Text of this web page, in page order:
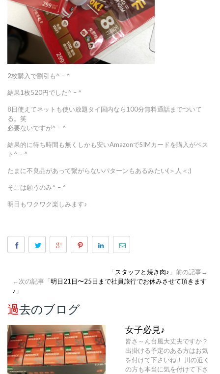
2枚購入で割引も^ – ^
結果1枚520円でした^ – ^
8日使えてネットも使い放題タイ国内なら100分無料通話までついて
る。笑
必要ないですが^ – ^
結果的に待ち時間も無くしかも安いAmazonでSIMカードを購入がベス
ト^ – ^
たまに不良品があって繋がらないパターンもあるみたい(＞人＜;)
そこは願うのみ^ – ^
明日もワクワク楽しみます♪
「スタッフと焼き肉♪ 」前の記事→
←次の記事「明日21日〜25日まで社員旅行でお休みさせて頂きます
♪ 」
過去のブログ
女子必見♪
皆さ～ん台風大丈夫ですか？
出掛ける予定のある方はお気
を付けて下さいね！ 川の近く
の方も本当に気を付けて下さ